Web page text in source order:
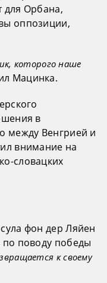
для Орбана,
оппозиции,
которого наше
Мацинка.
в
между Венгрией и
внимание на
словацких
фон дер Ляйен
по поводу победы
к своему